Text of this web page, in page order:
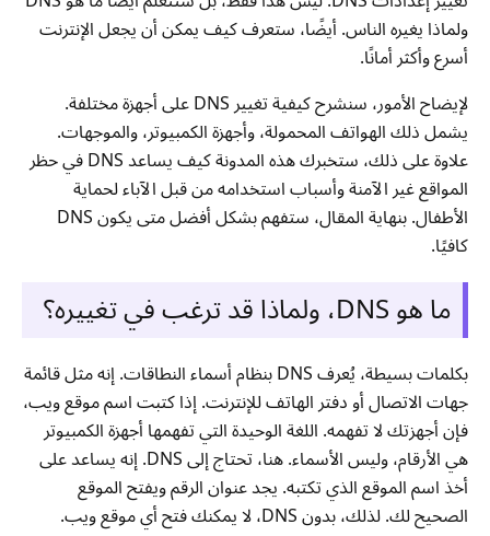
ولماذا يغيره الناس. أيضًا، ستعرف كيف يمكن أن يجعل الإنترنت
أسرع وأكثر أمانًا.
لإيضاح الأمور، سنشرح كيفية تغيير DNS على أجهزة مختلفة.
يشمل ذلك الهواتف المحمولة، وأجهزة الكمبيوتر، والموجهات.
علاوة على ذلك، ستخبرك هذه المدونة كيف يساعد DNS في حظر
المواقع غير الآمنة وأسباب استخدامه من قبل الآباء لحماية
الأطفال. بنهاية المقال، ستفهم بشكل أفضل متى يكون DNS
كافيًا.
ما هو DNS، ولماذا قد ترغب في تغييره؟
بكلمات بسيطة، يُعرف DNS بنظام أسماء النطاقات. إنه مثل قائمة
جهات الاتصال أو دفتر الهاتف للإنترنت. إذا كتبت اسم موقع ويب،
فإن أجهزتك لا تفهمه. اللغة الوحيدة التي تفهمها أجهزة الكمبيوتر
هي الأرقام، وليس الأسماء. هنا، تحتاج إلى DNS. إنه يساعد على
أخذ اسم الموقع الذي تكتبه. يجد عنوان الرقم ويفتح الموقع
الصحيح لك. لذلك، بدون DNS، لا يمكنك فتح أي موقع ويب.